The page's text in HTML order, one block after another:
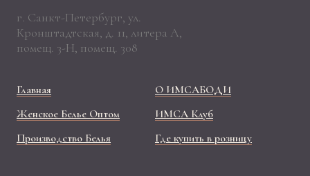
г. Санкт-Петербург, ул.
Кронштадтская, д. 11, литера А,
помещ. 3-Н, помещ. 308
Главная
Женское Белье Оптом
Производство Белья
О ИМСАБОДИ
ИМСА Клуб
Где купить в розницу